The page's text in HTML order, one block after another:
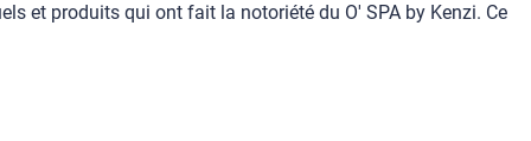
et produits qui ont fait la notoriété du O' SPA by Kenzi. Ce